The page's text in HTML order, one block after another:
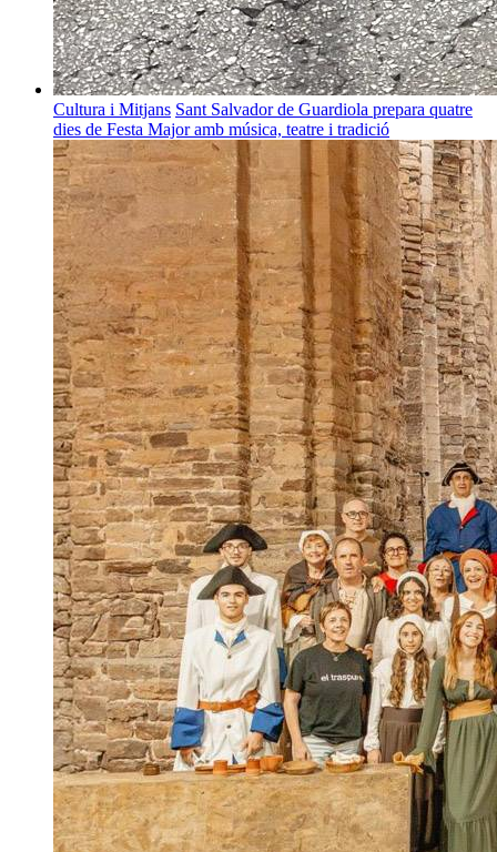
Cultura i Mitjans Sant Salvador de Guardiola prepara quatre
dies de Festa Major amb música, teatre i tradició